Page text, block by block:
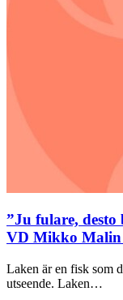
”Ju fulare,
VD Mikko Malin
Laken är en fisk som
utseende. Laken…